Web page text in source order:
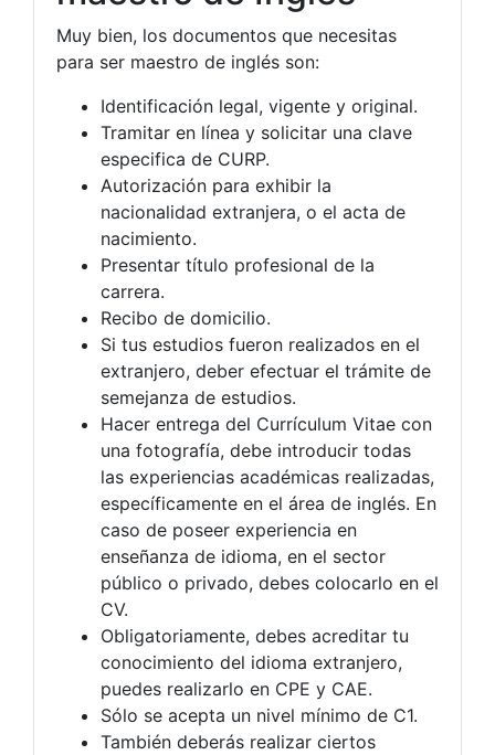
Muy bien, los documentos que necesitas
para ser maestro de inglés son:
Identificación legal, vigente y original.
Tramitar en línea y solicitar una clave
especifica de CURP.
Autorización para exhibir la
nacionalidad extranjera, o el acta de
nacimiento.
Presentar título profesional de la
carrera.
Recibo de domicilio.
Si tus estudios fueron realizados en el
extranjero, deber efectuar el trámite de
semejanza de estudios.
Hacer entrega del Currículum Vitae con
una fotografía, debe introducir todas
las experiencias académicas realizadas,
específicamente en el área de inglés. En
caso de poseer experiencia en
enseñanza de idioma, en el sector
público o privado, debes colocarlo en el
CV.
Obligatoriamente, debes acreditar tu
conocimiento del idioma extranjero,
puedes realizarlo en CPE y CAE.
Sólo se acepta un nivel mínimo de C1.
También deberás realizar ciertos